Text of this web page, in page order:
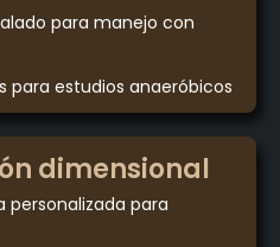
para manejo con
para estudios anaeróbicos
dimensional
personalizada para